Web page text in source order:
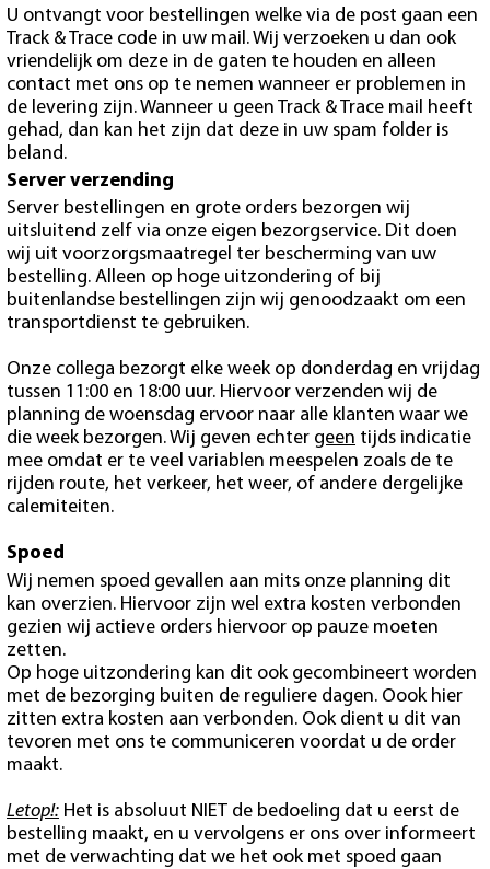
U ontvangt voor bestellingen welke via de post gaan een
Track & Trace code in uw mail. Wij verzoeken u dan ook
vriendelijk om deze in de gaten te houden en alleen
contact met ons op te nemen wanneer er problemen in
de levering zijn. Wanneer u geen Track & Trace mail heeft
gehad, dan kan het zijn dat deze in uw spam folder is
beland.
Server verzending
Server bestellingen en grote orders bezorgen wij
uitsluitend zelf via onze eigen bezorgservice. Dit doen
wij uit voorzorgsmaatregel ter bescherming van uw
bestelling. Alleen op hoge uitzondering of bij
buitenlandse bestellingen zijn wij genoodzaakt om een
transportdienst te gebruiken.
Onze collega bezorgt elke week op donderdag en vrijdag
tussen 11:00 en 18:00 uur. Hiervoor verzenden wij de
planning de woensdag ervoor naar alle klanten waar we
die week bezorgen. Wij geven echter geen tijds indicatie
mee omdat er te veel variablen meespelen zoals de te
rijden route, het verkeer, het weer, of andere dergelijke
calemiteiten.
Spoed
Wij nemen spoed gevallen aan mits onze planning dit
kan overzien. Hiervoor zijn wel extra kosten verbonden
gezien wij actieve orders hiervoor op pauze moeten
zetten.
Op hoge uitzondering kan dit ook gecombineert worden
met de bezorging buiten de reguliere dagen. Oook hier
zitten extra kosten aan verbonden. Ook dient u dit van
tevoren met ons te communiceren voordat u de order
maakt.
Letop!: Het is absoluut NIET de bedoeling dat u eerst de
bestelling maakt, en u vervolgens er ons over informeert
met de verwachting dat we het ook met spoed gaan